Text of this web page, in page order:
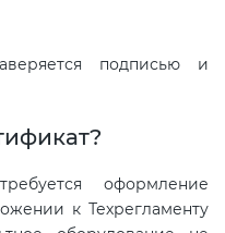
подписью и
оформление
к Техрегламенту